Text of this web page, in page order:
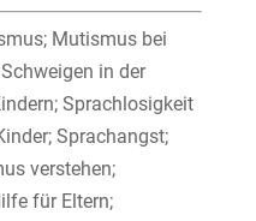
Mutismus bei
in der
Sprachlosigkeit
Sprachangst;
verstehen;
für Eltern;